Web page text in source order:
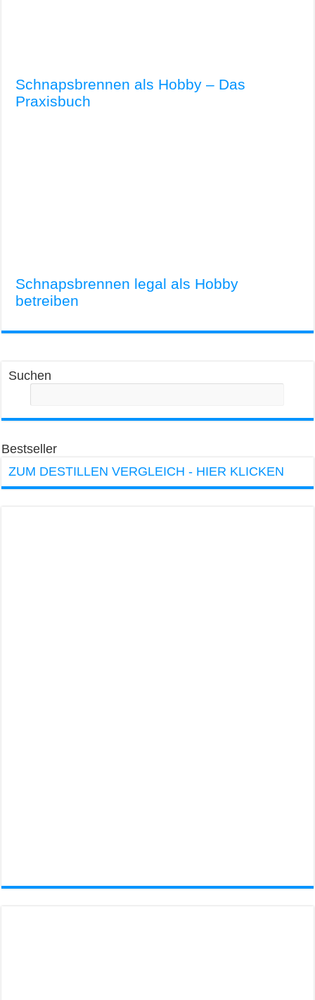
Schnapsbrennen als Hobby – Das
Praxisbuch
Schnapsbrennen legal als Hobby
betreiben
Suchen
Bestseller
ZUM DESTILLEN VERGLEICH - HIER KLICKEN